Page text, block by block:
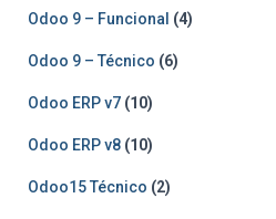
Odoo 9 – Funcional (4)
Odoo 9 – Técnico (6)
Odoo ERP v7 (10)
Odoo ERP v8 (10)
Odoo15 Técnico (2)